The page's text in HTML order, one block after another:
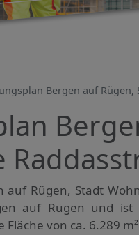
Bergen auf Rügen,
Rügen, Stadt
auf Rügen und ist
von ca. 6.289